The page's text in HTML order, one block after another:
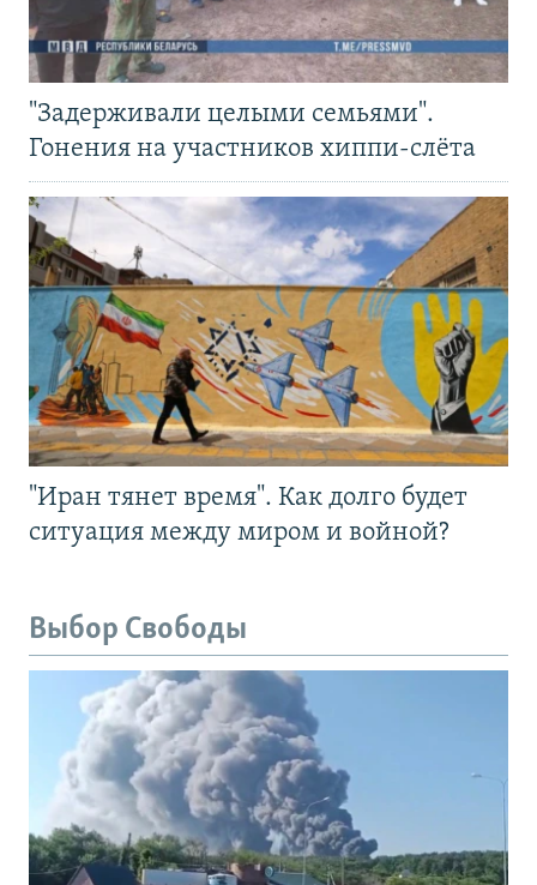
"Задерживали целыми семьями".
Гонения на участников хиппи-слёта
"Иран тянет время". Как долго будет
ситуация между миром и войной?
Выбор Свободы